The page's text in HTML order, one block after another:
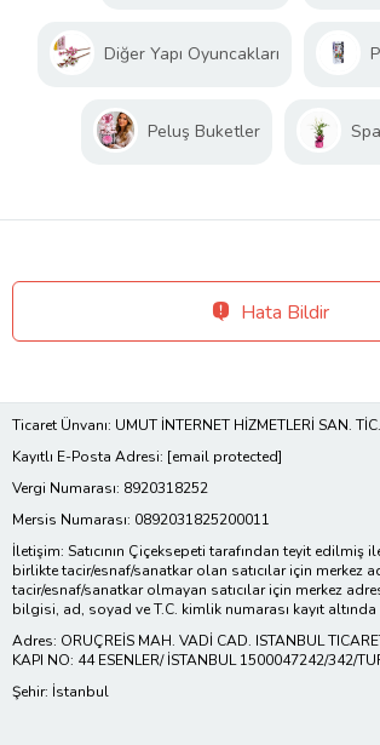
Diğer Yapı Oyuncakları
Peluş Buketler
Hata Bildir
Ticaret Ünvanı: UMUT İNTERNET HİZMETLERİ SAN.
Kayıtlı E-Posta Adresi: [email protected]
Vergi Numarası: 8920318252
Mersis Numarası: 0892031825200011
İletişim: Satıcının Çiçeksepeti tarafından teyit edilmiş
birlikte tacir/esnaf/sanatkar olan satıcılar için merkez
tacir/esnaf/sanatkar olmayan satıcılar için merkez
bilgisi, ad, soyad ve T.C. kimlik numarası kayıt
Adres: ORUÇREİS MAH. VADİ CAD. ISTANBUL
KAPI NO: 44 ESENLER/ İSTANBUL 1500047242/342/
Şehir: İstanbul